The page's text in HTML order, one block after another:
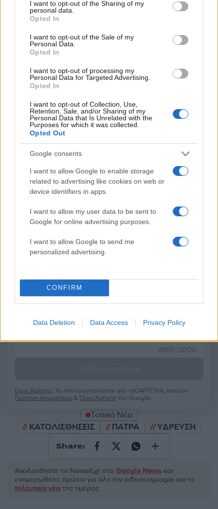
not limited to your visit or usage behaviour. You may click to
grant or deny consent to Google and its third-party tags to
use your data for below specified purposes in below Google
consent section.
I want to opt-out of the Sharing of my
personal data.
Opted In
I want to opt-out of the Sale of my
Personal Data.
Opted In
I want to opt-out of processing my
Personal Data for Targeted Advertising.
Opted In
I want to opt-out of Collection, Use,
Retention, Sale, and/or Sharing of my
Personal Data that Is Unrelated with the
Purposes for which it was collected.
Opted Out
Google consents
I want to allow Google to enable storage
related to advertising like cookies on web or
device identifiers in apps.
I want to allow my user data to be sent to
Google for online advertising purposes.
I want to allow Google to send me
personalized advertising.
CONFIRM
Data Deletion Data Access Privacy Policy
Σχόλια
2000 /2000
Όροι Χρήσης. Το site προστατεύεται από reCAPTCHA, ισχύουν
Πολιτική Απορρήτου &Όροι Χρήσης της Google.
Τοπικά Νέα
ΚΑΤΟΛΙΣΘΗΣΕΙΣ
ΠΑΤΡΑ ΥΔΡΕΥΣΗ
Share:
Ακολουθήστε το Νewsit.gr στο Google News και
ενημερωθείτε πρώτοι για όλη την ειδησεογραφία και τα
τελευταία νέα της ημέρας
Αν τα χάσατε
«Εκρηκτικό κοκτέιλ»
σήμερα με ανέμους έως 9
μποφόρ και θερμοκρασία
στους 39°C - Την Πέμπτη
Πλεύρης στο
τη μεταναστευτική
πολιτική – Η
που αναδημοσίευσε
Αμερικανός